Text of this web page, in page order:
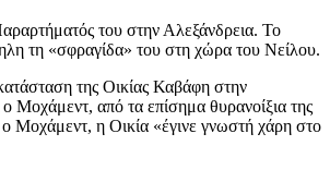
του στην Αλεξάνδρεια. Το
τη «σφραγίδα» του στη χώρα του Νείλου.
της Οικίας Καβάφη στην
Μοχάμεντ, από τα επίσημα θυρανοίξια της
ο Μοχάμεντ, η Οικία «έγινε γνωστή χάρη στο